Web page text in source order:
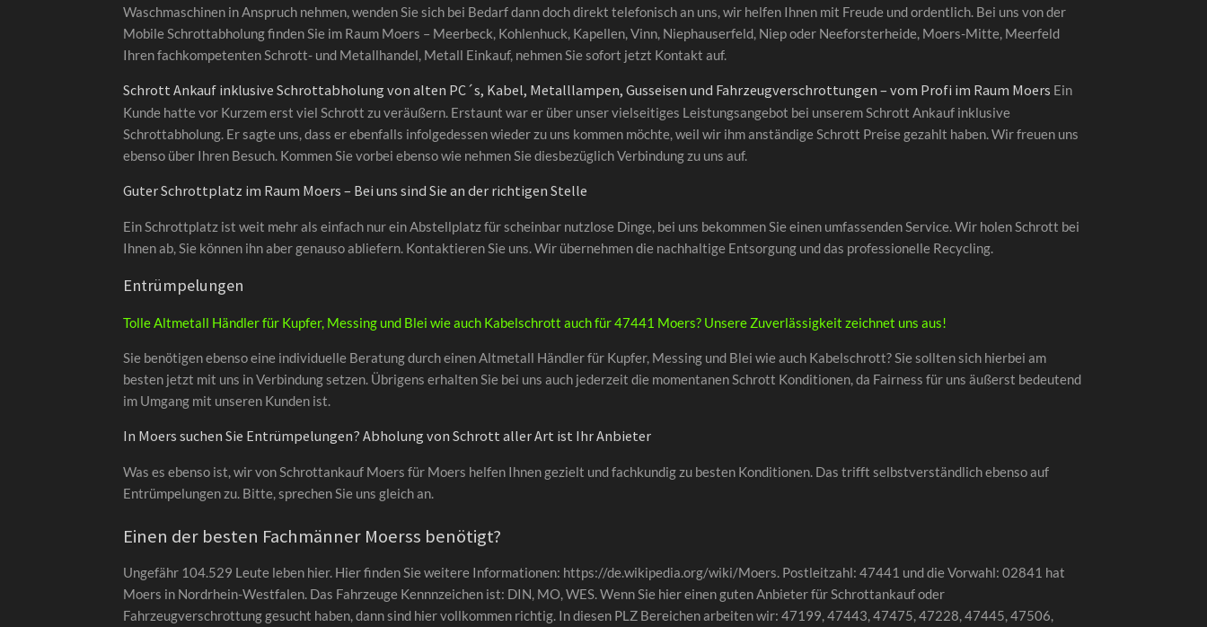
Waschmaschinen in Anspruch nehmen, wenden Sie sich bei Bedarf dann doch direkt telefonisch an uns, wir helfen Ihnen mit Freude und ordentlich. Bei uns von der
Mobile Schrottabholung finden Sie im Raum Moers – Meerbeck, Kohlenhuck, Kapellen, Vinn, Niephauserfeld, Niep oder Neeforsterheide, Moers-Mitte, Meerfeld
Ihren fachkompetenten Schrott- und Metallhandel, Metall Einkauf, nehmen Sie sofort jetzt Kontakt auf.
Schrott Ankauf inklusive Schrottabholung von alten PC´s, Kabel, Metalllampen, Gusseisen und Fahrzeugverschrottungen – vom Profi im Raum Moers Ein
Kunde hatte vor Kurzem erst viel Schrott zu veräußern. Erstaunt war er über unser vielseitiges Leistungsangebot bei unserem Schrott Ankauf inklusive
Schrottabholung. Er sagte uns, dass er ebenfalls infolgedessen wieder zu uns kommen möchte, weil wir ihm anständige Schrott Preise gezahlt haben. Wir freuen uns
ebenso über Ihren Besuch. Kommen Sie vorbei ebenso wie nehmen Sie diesbezüglich Verbindung zu uns auf.
Guter Schrottplatz im Raum Moers – Bei uns sind Sie an der richtigen Stelle
Ein Schrottplatz ist weit mehr als einfach nur ein Abstellplatz für scheinbar nutzlose Dinge, bei uns bekommen Sie einen umfassenden Service. Wir holen Schrott bei
Ihnen ab, Sie können ihn aber genauso abliefern. Kontaktieren Sie uns. Wir übernehmen die nachhaltige Entsorgung und das professionelle Recycling.
Entrümpelungen
Tolle Altmetall Händler für Kupfer, Messing und Blei wie auch Kabelschrott auch für 47441 Moers? Unsere Zuverlässigkeit zeichnet uns aus!
Sie benötigen ebenso eine individuelle Beratung durch einen Altmetall Händler für Kupfer, Messing und Blei wie auch Kabelschrott? Sie sollten sich hierbei am
besten jetzt mit uns in Verbindung setzen. Übrigens erhalten Sie bei uns auch jederzeit die momentanen Schrott Konditionen, da Fairness für uns äußerst bedeutend
im Umgang mit unseren Kunden ist.
In Moers suchen Sie Entrümpelungen? Abholung von Schrott aller Art ist Ihr Anbieter
Was es ebenso ist, wir von Schrottankauf Moers für Moers helfen Ihnen gezielt und fachkundig zu besten Konditionen. Das trifft selbstverständlich ebenso auf
Entrümpelungen zu. Bitte, sprechen Sie uns gleich an.
Einen der besten Fachmänner Moerss benötigt?
Ungefähr 104.529 Leute leben hier. Hier finden Sie weitere Informationen: https://de.wikipedia.org/wiki/Moers. Postleitzahl: 47441 und die Vorwahl: 02841 hat
Moers in Nordrhein-Westfalen. Das Fahrzeuge Kennnzeichen ist: DIN, MO, WES. Wenn Sie hier einen guten Anbieter für Schrottankauf oder
Fahrzeugverschrottung gesucht haben, dann sind hier vollkommen richtig. In diesen PLZ Bereichen arbeiten wir: 47199, 47443, 47475, 47228, 47445, 47506,